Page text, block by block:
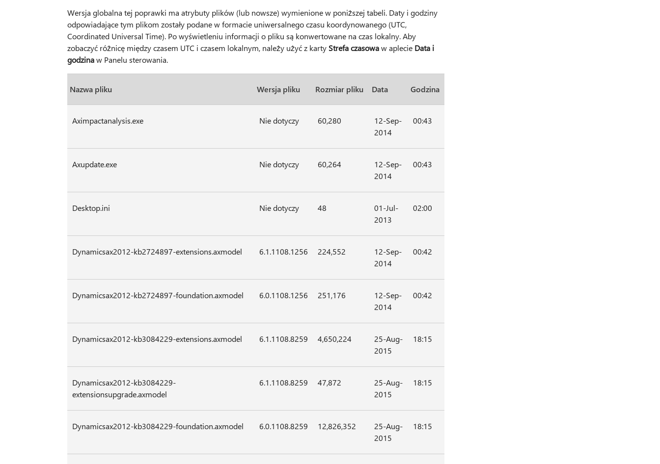
Wersja globalna tej poprawki ma atrybuty plików (lub nowsze) wymienione w poniższej tabeli. Daty i godziny
odpowiadające tym plikom zostały podane w formacie uniwersalnego czasu koordynowanego (UTC,
Coordinated Universal Time). Po wyświetleniu informacji o pliku są konwertowane na czas lokalny. Aby
zobaczyć różnicę między czasem UTC i czasem lokalnym, należy użyć z karty Strefa czasowaw aplecie Data i
godzinaw Panelu sterowania.
Nazwa pliku Wersja pliku Rozmiar pliku Data Godzina
Aximpactanalysis.exe Nie dotyczy 60,280
12-Sep-
2014
00:43
Axupdate.exe Nie dotyczy 60,264
12-Sep-
2014
00:43
Desktop.ini Nie dotyczy 48
01-Jul-
2013
02:00
Dynamicsax2012-kb2724897-extensions.axmodel 6.1.1108.1256 224,552
12-Sep-
2014
00:42
Dynamicsax2012-kb2724897-foundation.axmodel 6.0.1108.1256 251,176
12-Sep-
2014
00:42
Dynamicsax2012-kb3084229-extensions.axmodel 6.1.1108.8259 4,650,224
25-Aug-
2015
18:15
Dynamicsax2012-kb3084229-
extensionsupgrade.axmodel
6.1.1108.8259 47,872
25-Aug-
2015
18:15
Dynamicsax2012-kb3084229-foundation.axmodel 6.0.1108.8259 12,826,352
25-Aug-
2015
18:15